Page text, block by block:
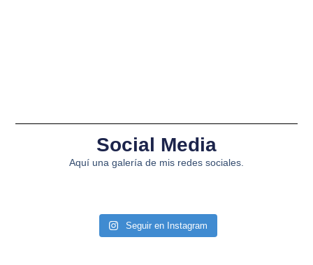
Social Media
Aquí una galería de mis redes sociales.
Seguir en Instagram